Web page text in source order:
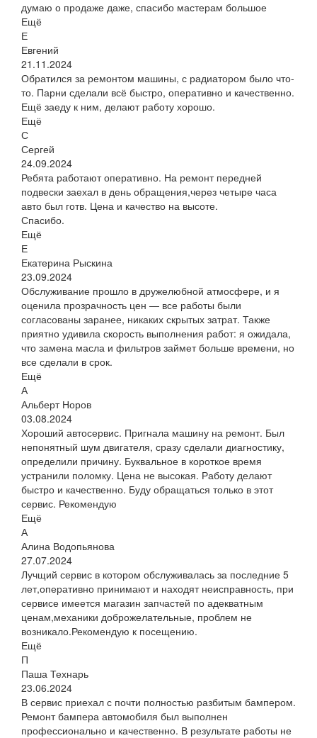
думаю о продаже даже, спасибо мастерам большое
Ещё
Е
Евгений
21.11.2024
Обратился за ремонтом машины, с радиатором было что-
то. Парни сделали всё быстро, оперативно и качественно.
Ещё заеду к ним, делают работу хорошо.
Ещё
С
Сергей
24.09.2024
Ребята работают оперативно. На ремонт передней
подвески заехал в день обращения,через четыре часа
авто был готв. Цена и качество на высоте.
Спасибо.
Ещё
Е
Екатерина Рыскина
23.09.2024
Обслуживание прошло в дружелюбной атмосфере, и я
оценила прозрачность цен — все работы были
согласованы заранее, никаких скрытых затрат. Также
приятно удивила скорость выполнения работ: я ожидала,
что замена масла и фильтров займет больше времени, но
все сделали в срок.
Ещё
А
Альберт Норов
03.08.2024
Хороший автосервис. Пригнала машину на ремонт. Был
непонятный шум двигателя, сразу сделали диагностику,
определили причину. Буквальное в короткое время
устранили поломку. Цена не высокая. Работу делают
быстро и качественно. Буду обращаться только в этот
сервис. Рекомендую
Ещё
А
Алина Водопьянова
27.07.2024
Лучщий сервис в котором обслуживалась за последние 5
лет,оперативно принимают и находят неисправность, при
сервисе имеется магазин запчастей по адекватным
ценам,механики доброжелательные, проблем не
возникало.Рекомендую к посещению.
Ещё
П
Паша Технарь
23.06.2024
В сервис приехал с почти полностью разбитым бампером.
Ремонт бампера автомобиля был выполнен
профессионально и качественно. В результате работы не